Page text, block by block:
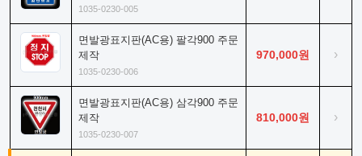
1035-0230-005
면발광표지판(AC용) 팔각900 주문
제작
1035-0230-006
970,000원 ›
면발광표지판(AC용) 삼각900 주문
제작
1035-0230-007
810,000원 ›